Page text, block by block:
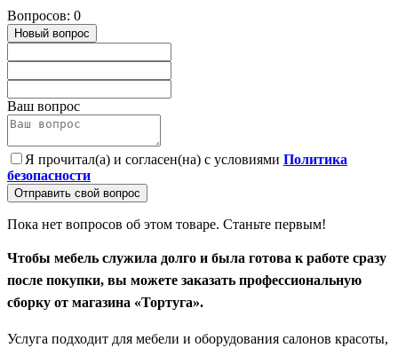
Вопросов: 0
Новый вопрос
Ваш вопрос
Я прочитал(а) и согласен(на) с условиями Политика
безопасности
Отправить свой вопрос
Пока нет вопросов об этом товаре. Станьте первым!
Чтобы мебель служила долго и была готова к работе сразу
после покупки, вы можете заказать профессиональную
сборку от магазина «Тортуга».
Услуга подходит для мебели и оборудования салонов красоты,